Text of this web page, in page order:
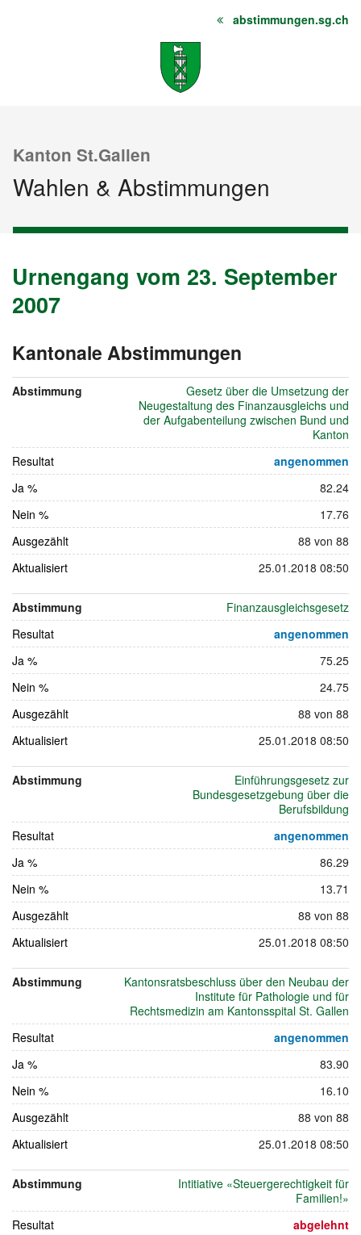
Startseite
Sitemap abstimmungen.sg.ch
Kanton St.Gallen
Wahlen & Abstimmungen
Urnengang
vom
23.
2007
Archiv
Urnengang vom 23. September
2007
Kantonale Abstimmungen
23.
September
2007
Abstimmung
Gesetz über die Umsetzung der
Neugestaltung des Finanzausgleichs und
der Aufgabenteilung zwischen Bund und
Kanton
Resultat
angenommen
Ja %
82.24
Nein %
17.76
Ausgezählt
88 von 88
Aktualisiert
25.01.2018 08:50
Abstimmung
Finanzausgleichsgesetz
Resultat
angenommen
Ja %
75.25
Nein %
24.75
Ausgezählt
88 von 88
Aktualisiert
25.01.2018 08:50
Abstimmung
Einführungsgesetz zur
Bundesgesetzgebung über die
Berufsbildung
Resultat
angenommen
Ja %
86.29
Nein %
13.71
Ausgezählt
88 von 88
Aktualisiert
25.01.2018 08:50
Abstimmung
Kantonsratsbeschluss über den Neubau der
Institute für Pathologie und für
Rechtsmedizin am Kantonsspital St. Gallen
Resultat
angenommen
Ja %
83.90
Nein %
16.10
Ausgezählt
88 von 88
Aktualisiert
25.01.2018 08:50
Abstimmung
Intitiative «Steuergerechtigkeit für
Familien!»
Resultat
abgelehnt